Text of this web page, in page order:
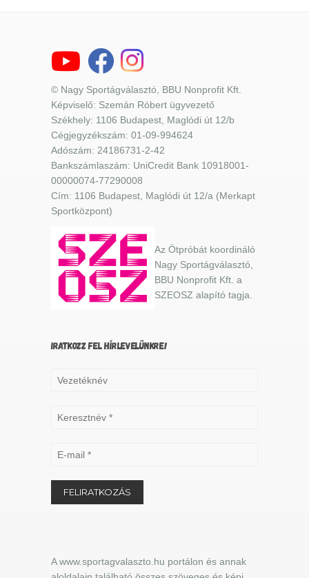
© Nagy Sportágválasztó, BBU Nonprofit Kft.
Képviselő: Szemán Róbert ügyvezető
Székhely: 1106 Budapest, Maglódi út 12/b
Cégjegyzékszám: 01-09-994624
Adószám: 24186731-2-42
Bankszámlaszám: UniCredit Bank 10918001-
00000074-77290008
Cím: 1106 Budapest, Maglódi út 12/a (Merkapt
Sportközpont)
Az Ötpróbát koordináló
Nagy Sportágválasztó,
BBU Nonprofit Kft. a
SZEOSZ alapító tagja.
IRATKOZZ FEL HÍRLEVELÜNKRE!
A www.sportagvalaszto.hu portálon és annak